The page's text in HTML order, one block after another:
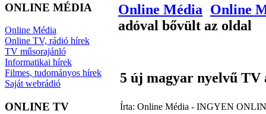
ONLINE MÉDIA
Online Média
Online TV, rádió hírek
TV műsorajánló
Informatikai hírek
Filmes, tudományos hírek
Saját webrádió
ONLINE TV
Online Média Online
adóval bővült az oldal
5 új magyar nyelvű TV
Írta: Online Média - INGYEN